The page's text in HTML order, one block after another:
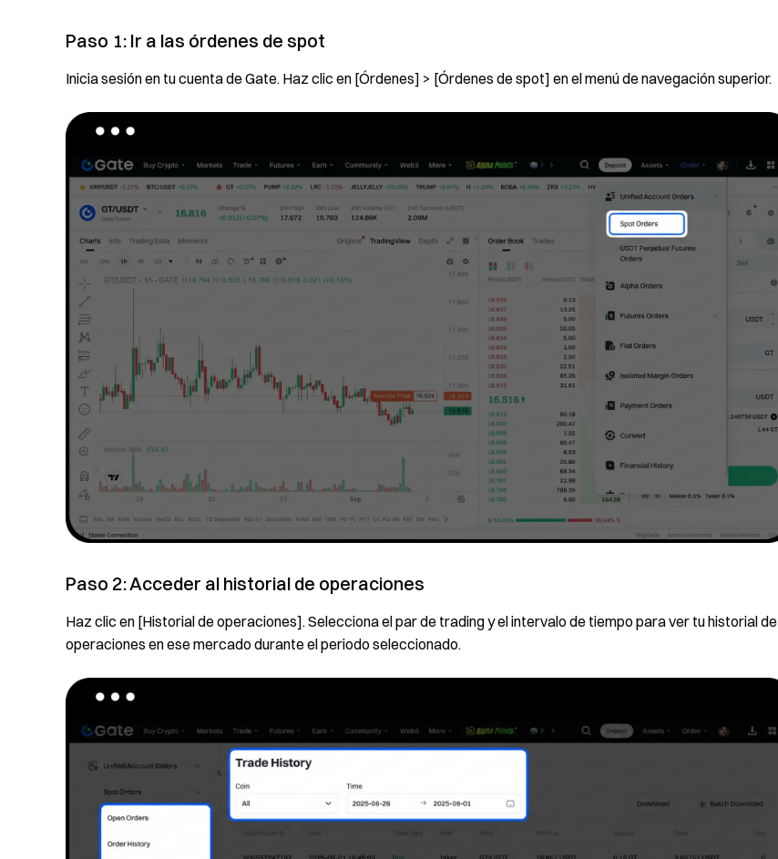
Paso 1: Ir a las órdenes de spot
Inicia sesión en tu cuenta de Gate. Haz clic en [Órdenes] > [Órdenes de spot] en el menú de navegación superior.
Paso 2: Acceder al historial de operaciones
Haz clic en [Historial de operaciones]. Selecciona el par de trading y el intervalo de tiempo para ver tu historial de
operaciones en ese mercado durante el periodo seleccionado.